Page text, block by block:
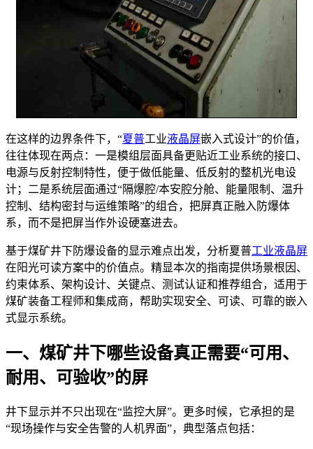
在这样的边界条件下，“夏普工业液晶屏嵌入式设计”的价值，
往往体现在两点：一是模组层面具备更贴近工业系统的接口、
电源与反射控制特性，便于做低能量、低反射的整机光电设
计；二是系统层面通过“隔爆腔/本安腔分舱、能量限制、温升
控制、结构密封与运维策略”的组合，把屏真正融入防爆体
系，而不是把屏当作外设硬塞进去。
基于煤矿井下防爆设备的显示难点出发，分析夏普工业液晶屏
在阳光可读方案中的价值点。精显本次的指南提供场景根因、
约束体系、架构设计、关键点、测试认证和推荐组合，适用于
煤矿装备工程师和集成商，帮助实现安全、可读、可靠的嵌入
式显示系统。
一、煤矿井下哪些设备真正需要“可用、
耐用、可验收”的屏
井下显示并不只出现在“监控大屏”。更多时候，它承担的是
“现场操作与安全告警的人机界面”，典型落点包括：